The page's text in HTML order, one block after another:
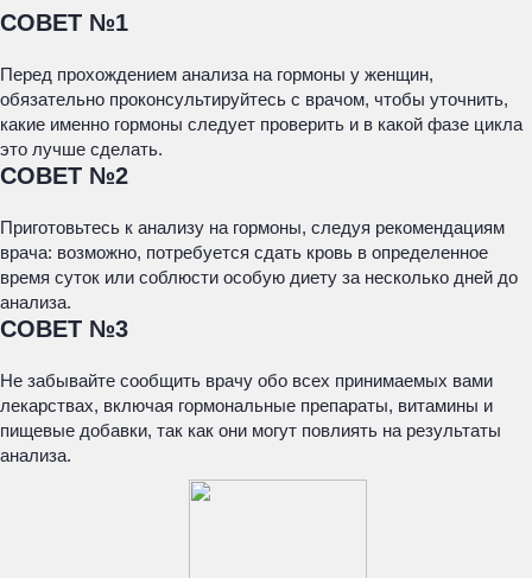
СОВЕТ №1
Перед прохождением анализа на гормоны у женщин,
обязательно проконсультируйтесь с врачом, чтобы уточнить,
какие именно гормоны следует проверить и в какой фазе цикла
это лучше сделать.
СОВЕТ №2
Приготовьтесь к анализу на гормоны, следуя рекомендациям
врача: возможно, потребуется сдать кровь в определенное
время суток или соблюсти особую диету за несколько дней до
анализа.
СОВЕТ №3
Не забывайте сообщить врачу обо всех принимаемых вами
лекарствах, включая гормональные препараты, витамины и
пищевые добавки, так как они могут повлиять на результаты
анализа.